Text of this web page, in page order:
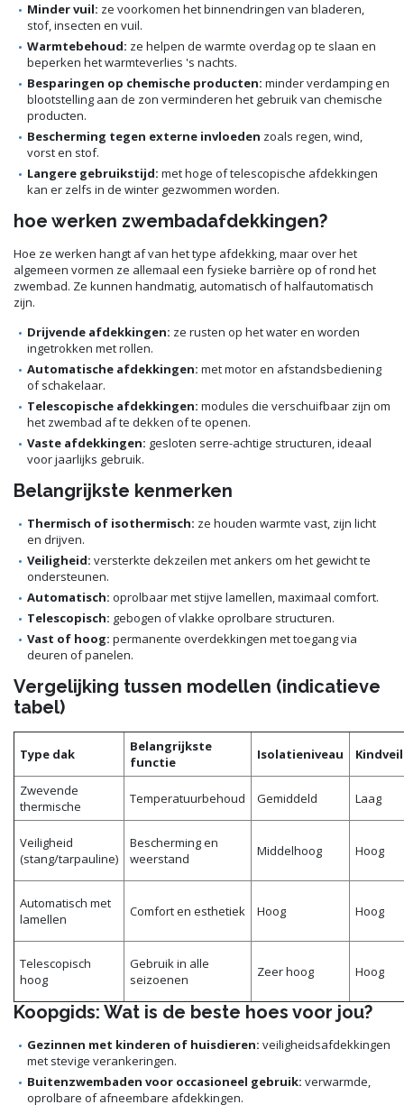
Minder vuil: ze voorkomen het binnendringen van bladeren,
stof, insecten en vuil.
Warmtebehoud: ze helpen de warmte overdag op te slaan en
beperken het warmteverlies 's nachts.
Besparingen op chemische producten: minder verdamping en
blootstelling aan de zon verminderen het gebruik van chemische
producten.
Bescherming tegen externe invloeden zoals regen, wind,
vorst en stof.
Langere gebruikstijd: met hoge of telescopische afdekkingen
kan er zelfs in de winter gezwommen worden.
hoe werken zwembadafdekkingen?
Hoe ze werken hangt af van het type afdekking, maar over het
algemeen vormen ze allemaal een fysieke barrière op of rond het
zwembad. Ze kunnen handmatig, automatisch of halfautomatisch
zijn.
Drijvende afdekkingen: ze rusten op het water en worden
ingetrokken met rollen.
Automatische afdekkingen: met motor en afstandsbediening
of schakelaar.
Telescopische afdekkingen: modules die verschuifbaar zijn om
het zwembad af te dekken of te openen.
Vaste afdekkingen: gesloten serre-achtige structuren, ideaal
voor jaarlijks gebruik.
Belangrijkste kenmerken
Thermisch of isothermisch: ze houden warmte vast, zijn licht
en drijven.
Veiligheid: versterkte dekzeilen met ankers om het gewicht te
ondersteunen.
Automatisch: oprolbaar met stijve lamellen, maximaal comfort.
Telescopisch: gebogen of vlakke oprolbare structuren.
Vast of hoog: permanente overdekkingen met toegang via
deuren of panelen.
Vergelijking tussen modellen (indicatieve
tabel)
Type dak
Belangrijkste
functie
Isolatieniveau
Zwevende
thermische
Temperatuurbehoud Gemiddeld Laag
Veiligheid
(stang/tarpauline)
Bescherming en
weerstand
Middelhoog Hoog
Automatisch met
lamellen
Comfort en esthetiek Hoog Hoog
Telescopisch
hoog
Gebruik in alle
seizoenen
Zeer hoog Hoog
Koopgids: Wat is de beste hoes voor jou?
Gezinnen met kinderen of huisdieren: veiligheidsafdekkingen
met stevige verankeringen.
Buitenzwembaden voor occasioneel gebruik: verwarmde,
oprolbare of afneembare afdekkingen.